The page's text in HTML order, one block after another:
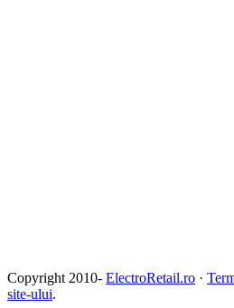
Copyright 2010- ElectroRetail.ro ·
site-ului.